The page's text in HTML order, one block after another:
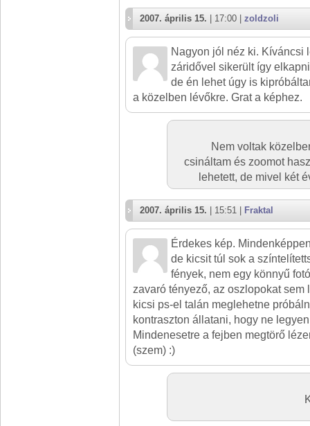
2007. április 15. | 17:00 | zoldzoli
Nagyon jól néz ki. Kíváncsi
záridővel sikerült így
de én lehet úgy is
a közelben lévőkre. Grat a képhez.
Nem voltak
csináltam és zoomot
lehetett, de mivel két
2007. április 15. | 15:51 | Fraktal
Érdekes kép.
de kicsit túl sok a
fények, nem egy könnyű
zavaró tényező, az oszlopokat sem
kicsi ps-el talán meglehetne
kontraszton állatani, hogy ne
Mindenesetre a fejben megtörő
(szem) :)